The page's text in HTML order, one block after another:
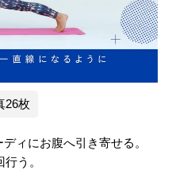
26枚
ィにお腹へ引き寄せる。
う。